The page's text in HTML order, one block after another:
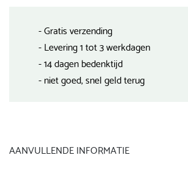
- Gratis verzending
- Levering 1 tot 3 werkdagen
- 14 dagen bedenktijd
- niet goed, snel geld terug
AANVULLENDE INFORMATIE